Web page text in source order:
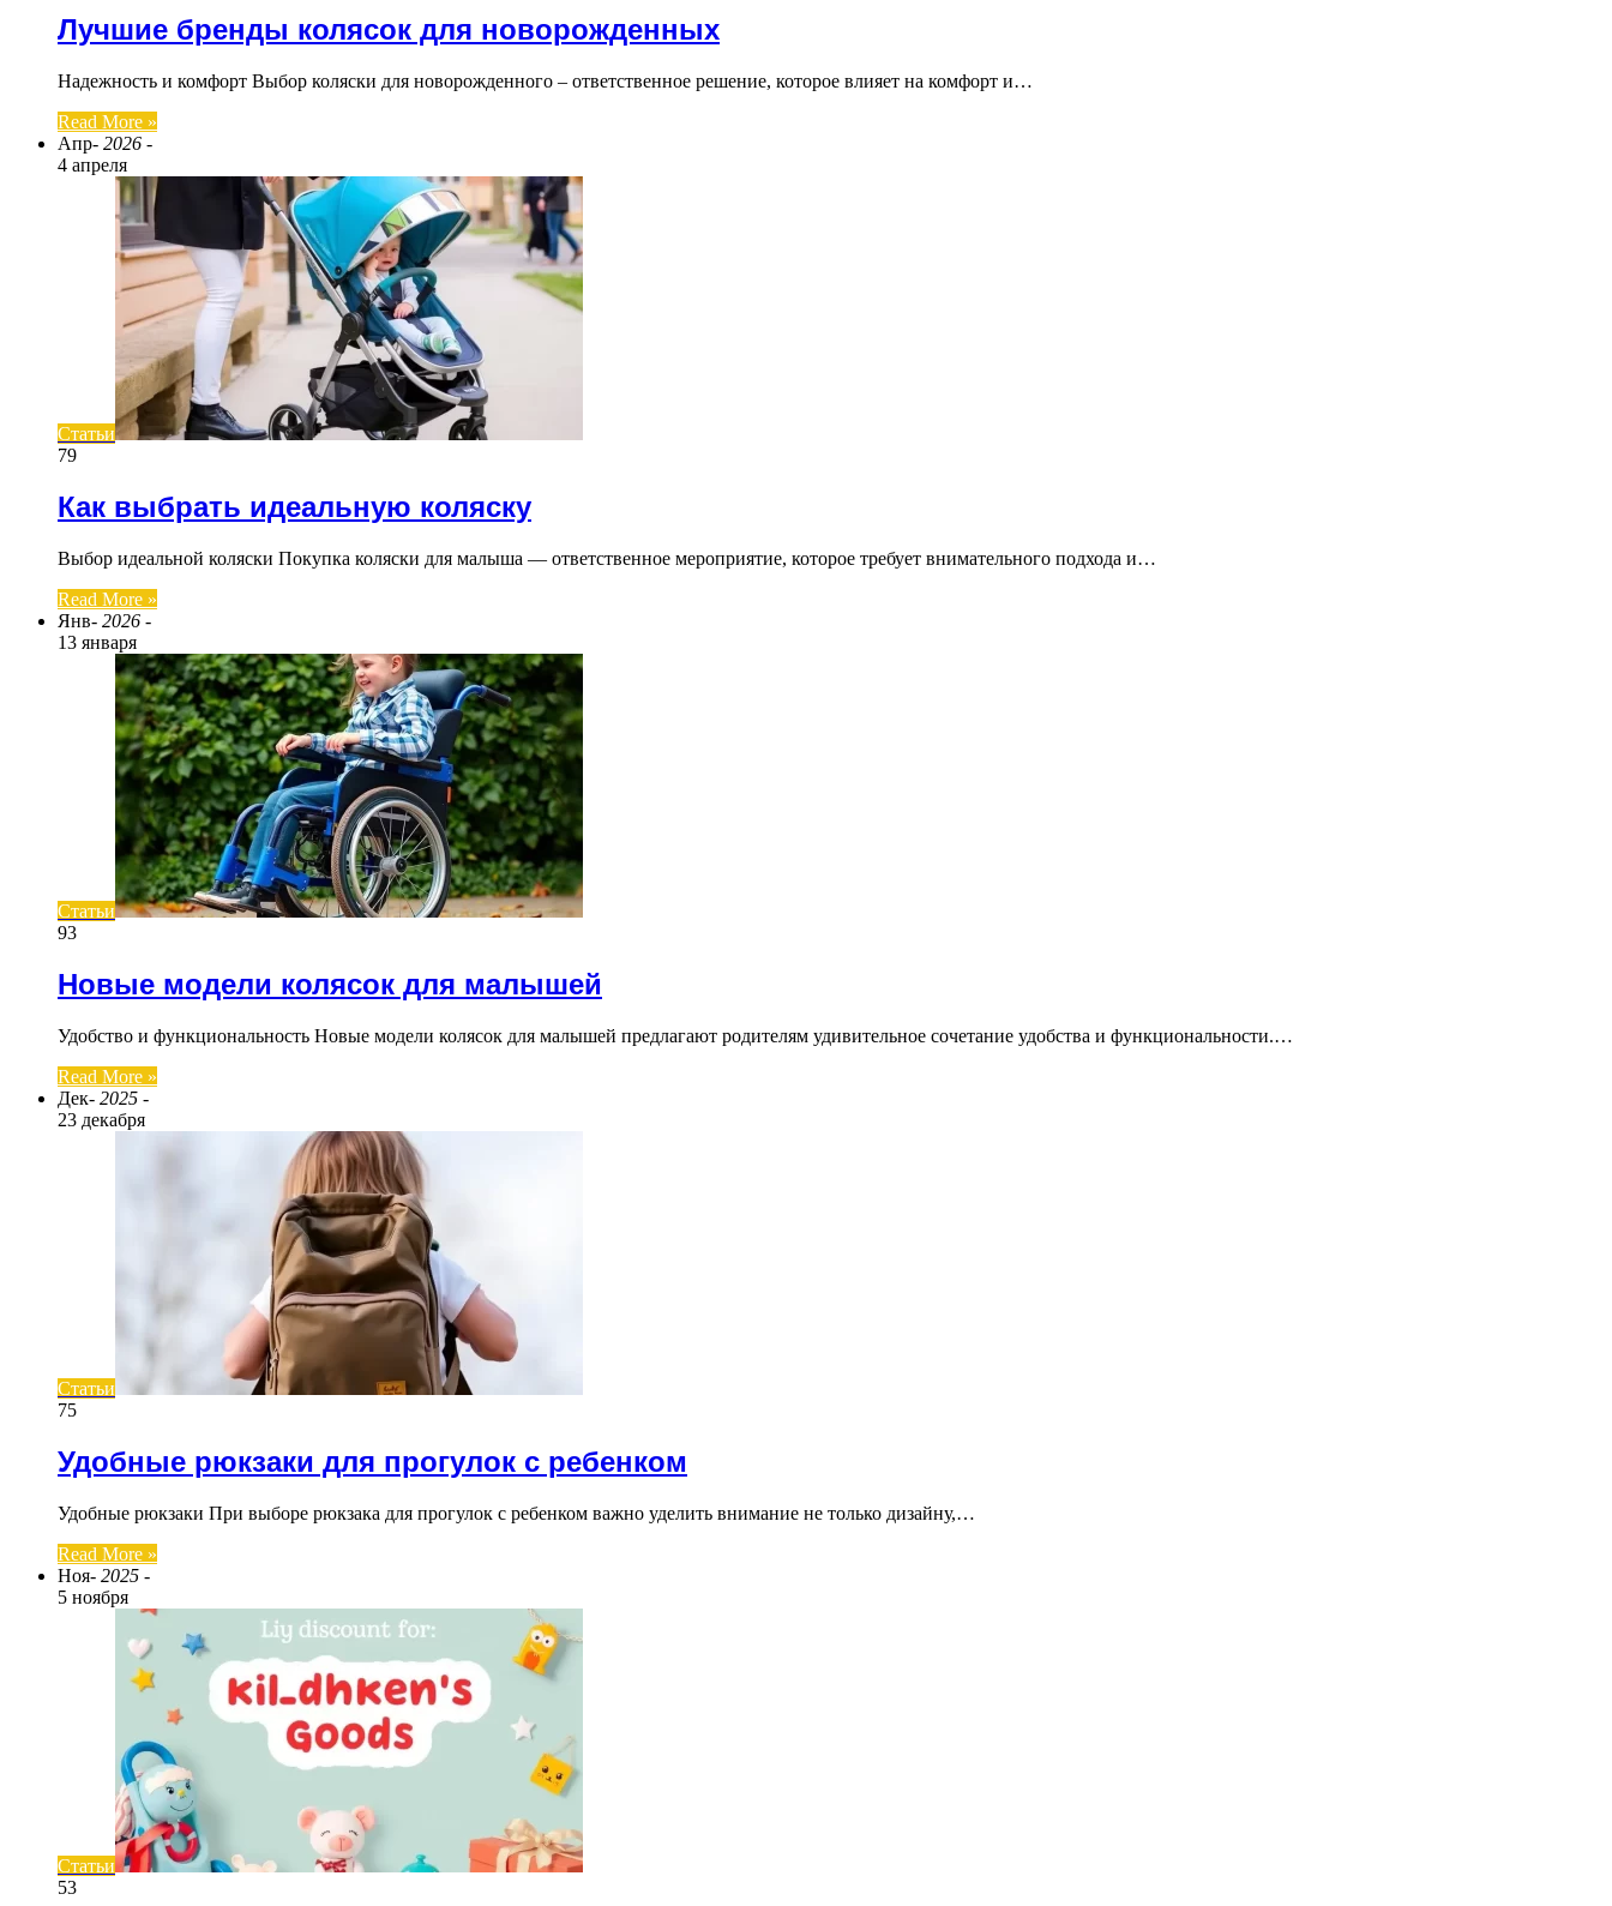
Лучшие бренды колясок для новорожденных
Надежность и комфорт Выбор коляски для новорожденного – ответственное решение, которое влияет на комфорт и…
Read More »
Апр- 2026 -
4 апреля
Статьи
79
Как выбрать идеальную коляску
Выбор идеальной коляски Покупка коляски для малыша — ответственное мероприятие, которое требует внимательного подхода и…
Read More »
Янв- 2026 -
13 января
Статьи
93
Новые модели колясок для малышей
Удобство и функциональность Новые модели колясок для малышей предлагают родителям удивительное сочетание удобства и функциональности.…
Read More »
Дек- 2025 -
23 декабря
Статьи
75
Удобные рюкзаки для прогулок с ребенком
Удобные рюкзаки При выборе рюкзака для прогулок с ребенком важно уделить внимание не только дизайну,…
Read More »
Ноя- 2025 -
5 ноября
Статьи
53